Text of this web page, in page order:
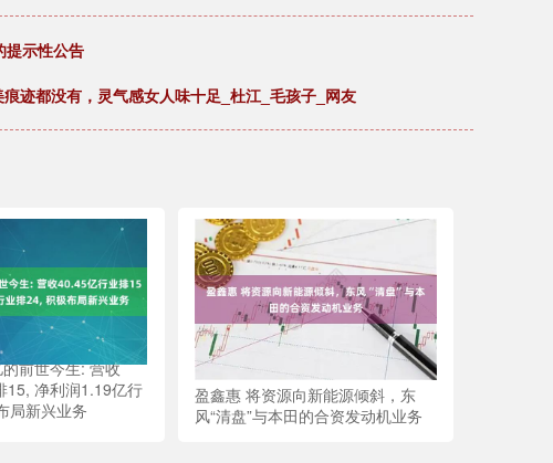
提示性公告
迹都没有，灵气感女人味十足_杜江_毛孩子_网友
前世今生: 营收
15, 净利润1.19亿行
局新兴业务
盈鑫惠 将资源向新能源倾斜，东
风“清盘”与本田的合资发动机业务